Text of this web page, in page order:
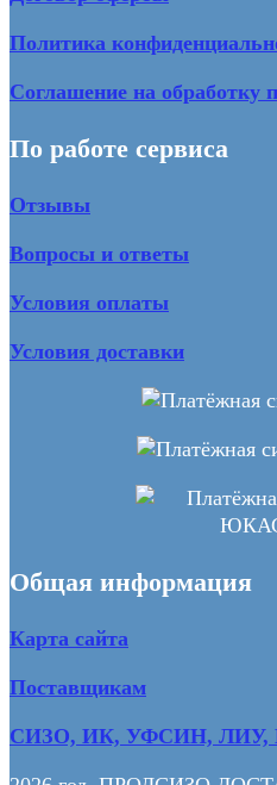
Политика
Соглашение на обработку
По работе сервиса
Отзывы
Вопросы и ответы
Условия оплаты
Условия доставки
Общая информация
Карта сайта
Поставщикам
СИЗО, ИК, УФСИН, ЛИУ,